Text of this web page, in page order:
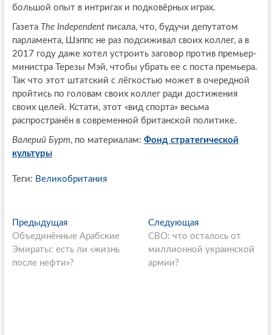
большой опыт в интригах и подковёрных играх.
Газета The Independentписала, что, будучи депутатом
парламента, Шэппс не раз подсиживал своих коллег, а в
2017 году даже хотел устроить заговор против премьер-
министра Терезы Мэй, чтобы убрать ее с поста премьера.
Так что этот штатский с лёгкостью может в очередной
пройтись по головам своих коллег ради достижения
своих целей. Кстати, этот «вид спорта» весьма
распространён в современной британской политике.
Валерий Бурт, по материалам: Фонд стратегической
культуры
Теги: Великобритания
P
o
s
ПредыдущаяП
р
е
д
Объединённые Арабские
Эмираты: есть ли «жизнь
после нефти»?
Следующая
л
е
СВО: что осталось от
миллионной украинской
армии?